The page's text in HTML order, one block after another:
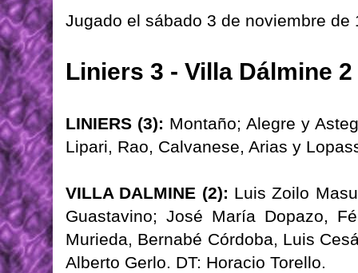
Jugado el sábado 3 de noviembre de
Liniers 3 - Villa Dálmine 2
LINIERS (3): Montaño; Alegre y
Lipari, Rao, Calvanese, Arias y
VILLA DALMINE (2): Luis Zoilo
Guastavino; José María Dopazo,
Murieda, Bernabé Córdoba, Luis
Alberto Gerlo. DT: Horacio Torello.